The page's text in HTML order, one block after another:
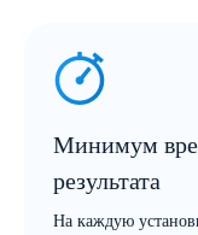
Минимум
результата
На каждую